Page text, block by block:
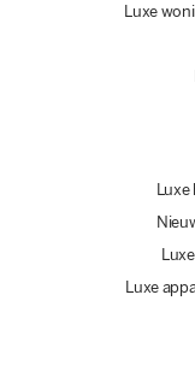
Luxe
Luxe
Luxe